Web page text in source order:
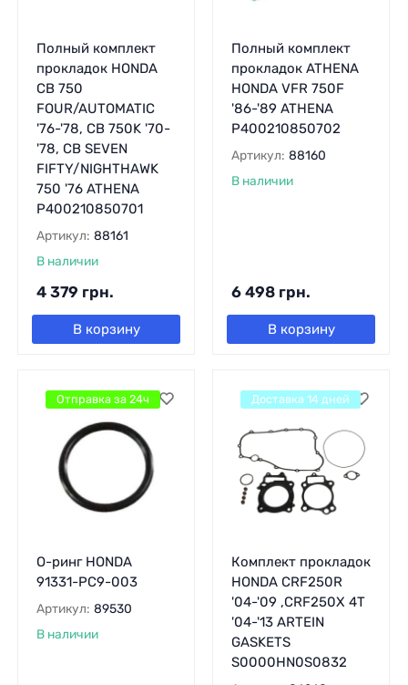
Полный комплект
прокладок HONDA
CB 750
FOUR/AUTOMATIC
'76-'78, CB 750K '70-
'78, CB SEVEN
FIFTY/NIGHTHAWK
750 '76 ATHENA
P400210850701
Артикул: 88161
В наличии
4 379 грн.
В корзину
Полный комплект
прокладок ATHENA
HONDA VFR 750F
'86-'89 ATHENA
P400210850702
Артикул: 88160
В наличии
6 498 грн.
В корзину
О-ринг HONDA
91331-PC9-003
Артикул: 89530
В наличии
Отправка за 24ч
Комплект прокладок
HONDA CRF250R
'04-'09 ,CRF250X 4T
'04-'13 ARTEIN
GASKETS
S0000HN0S0832
Доставка 14 дней